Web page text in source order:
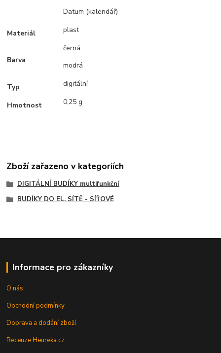
Datum (kalendář)
Materiál plast
Barva
černá
modrá
Typ digitální
Hmotnost 0,25 g
Zboží zařazeno v kategoriích
DIGITÁLNÍ BUDÍKY multifunkční
BUDÍKY DO EL. SÍTĚ - SÍŤOVÉ
Informace pro zákazníky
O nás
Obchodní podmínky
Doprava a dodání zboží
Recenze Heureka.cz